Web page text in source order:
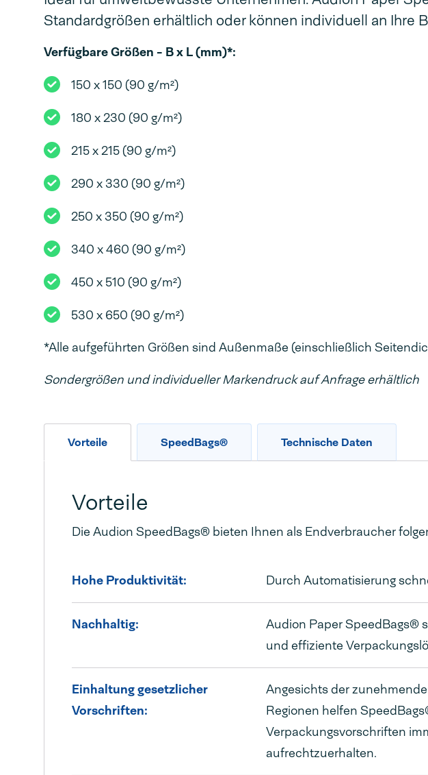
Standardgrößen erhältlich oder können individuell an Ihre
Verfügbare Größen - B x L (mm)*:
150 x 150 (90 g/m²)
180 x 230 (90 g/m²)
215 x 215 (90 g/m²)
290 x 330 (90 g/m²)
250 x 350 (90 g/m²)
340 x 460 (90 g/m²)
450 x 510 (90 g/m²)
530 x 650 (90 g/m²)
*Alle aufgeführten Größen sind Außenmaße (einschließlich
Sondergrößen und individueller Markendruck auf Anfrage erhältlich
Vorteile SpeedBags® Technische Daten
Vorteile
Die Audion SpeedBags® bieten Ihnen als Endverbraucher
Hohe Produktivität: Durch Automatisierung
Nachhaltig:
Audion Paper SpeedBags®
und effiziente
Einhaltung gesetzlicher
Vorschriften:
Angesichts der
Regionen helfen
Verpackungsvorschriften
aufrechtzuerhalten.